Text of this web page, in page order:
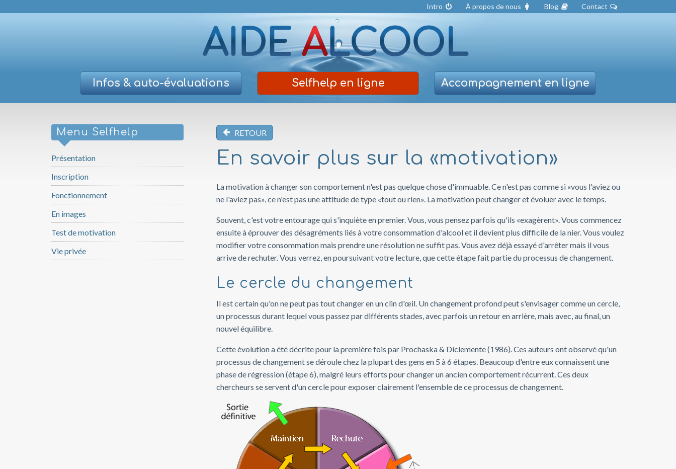
Intro À propos de nous Blog Contact
Infos& auto-évaluations Selfhelp en ligne Accompagnementen ligne
Menu Selfhelp
Présentation
Inscription
Fonctionnement
En images
Test de motivation
Vie privée
RETOUR
En savoir plus sur la «motivation»
La motivation à changer son comportement n'est pas quelque chose d'immuable. Ce n'est pas comme si «vous l'aviez ou
ne l'aviez pas», ce n'est pas une attitude de type «tout ou rien». La motivation peut changer et évoluer avec le temps.
Souvent, c'est votre entourage qui s'inquiète en premier. Vous, vous pensez parfois qu'ils «exagèrent». Vous commencez
ensuite à éprouver des désagréments liés à votre consommation d'alcool et il devient plus difficile de la nier. Vous voulez
modifier votre consommation mais prendre une résolution ne suffit pas. Vous avez déjà essayé d'arrêter mais il vous
arrive de rechuter. Vous verrez, en poursuivant votre lecture, que cette étape fait partie du processus de changement.
Le cercle du changement
Il est certain qu'on ne peut pas tout changer en un clin d'œil. Un changement profond peut s'envisager comme un cercle,
un processus durant lequel vous passez par différents stades, avec parfois un retour en arrière, mais avec, au final, un
nouvel équilibre.
Cette évolution a été décrite pour la première fois par Prochaska & Diclemente (1986). Ces auteurs ont observé qu'un
processus de changement se déroule chez la plupart des gens en 5 à 6 étapes. Beaucoup d'entre eux connaissent une
phase de régression (étape 6), malgré leurs efforts pour changer un ancien comportement récurrent. Ces deux
chercheurs se servent d'un cercle pour exposer clairement l'ensemble de ce processus de changement.